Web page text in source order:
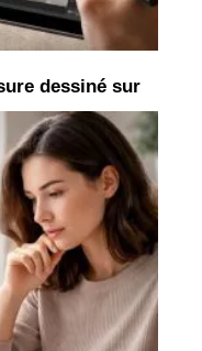
dessiné sur